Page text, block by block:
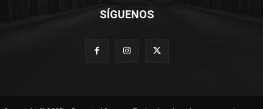
SÍGUENOS